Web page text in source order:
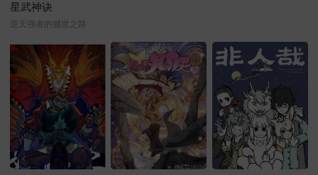
星武神诀
逆天强者的撼世之路